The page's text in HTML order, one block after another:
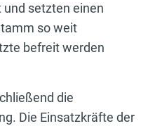
setzten einen
so weit
befreit werden
die
Die Einsatzkräfte der